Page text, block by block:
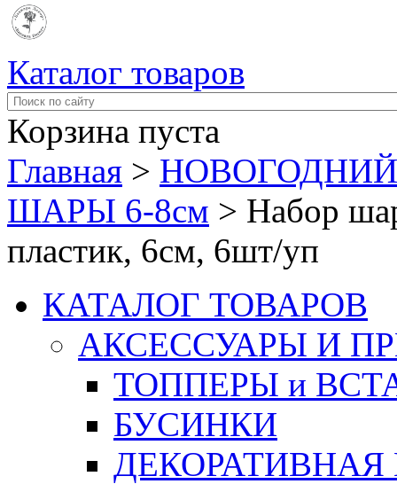
Каталог товаров
Корзина пуста
Главная >
ШАРЫ 6-8см > Набор
пластик, 6см, 6шт/уп
КАТАЛОГ ТОВАРОВ
АКСЕССУАРЫ И
ТОППЕРЫ и
БУСИНКИ
ДЕКОРАТИВНАЯ